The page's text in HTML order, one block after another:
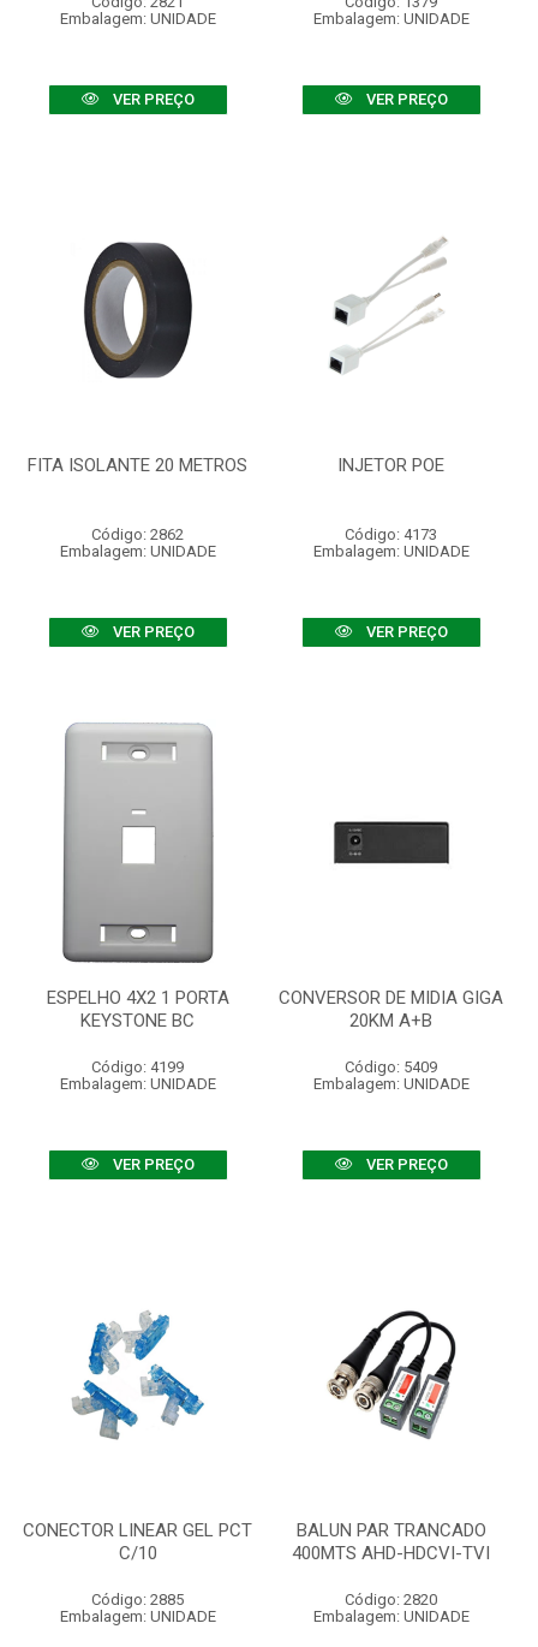
Embalagem: UNIDADE
VER PREÇO
Embalagem: UNIDADE
VER PREÇO
FITA ISOLANTE 20 METROS
Código: 2862
Embalagem: UNIDADE
VER PREÇO
INJETOR POE
Código: 4173
Embalagem: UNIDADE
VER PREÇO
ESPELHO 4X2 1 PORTA
KEYSTONE BC
Código: 4199
Embalagem: UNIDADE
VER PREÇO
CONVERSOR DE MIDIA GIGA
20KM A+B
Código: 5409
Embalagem: UNIDADE
VER PREÇO
CONECTOR LINEAR GEL PCT
C/10
Código: 2885
Embalagem: UNIDADE
BALUN PAR TRANCADO
400MTS AHD-HDCVI-TVI
Código: 2820
Embalagem: UNIDADE